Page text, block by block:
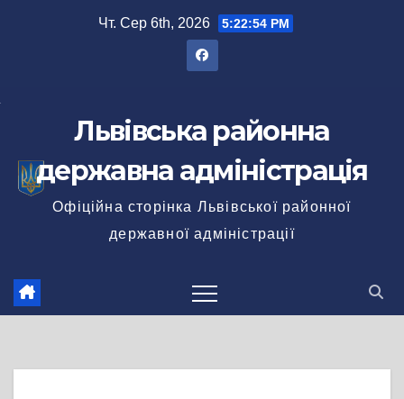
Чт. Сер 6th, 2026 5:22:55 PM
Львівська районна
державна адміністрація
Офіційна сторінка Львівської районної
державної адміністрації